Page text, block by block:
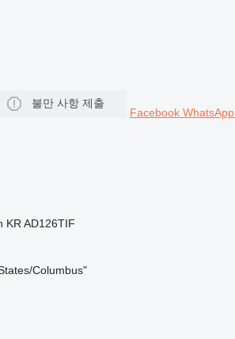
불만 사항 제출
Facebook WhatsApp
KR AD126TIF
Columbus"